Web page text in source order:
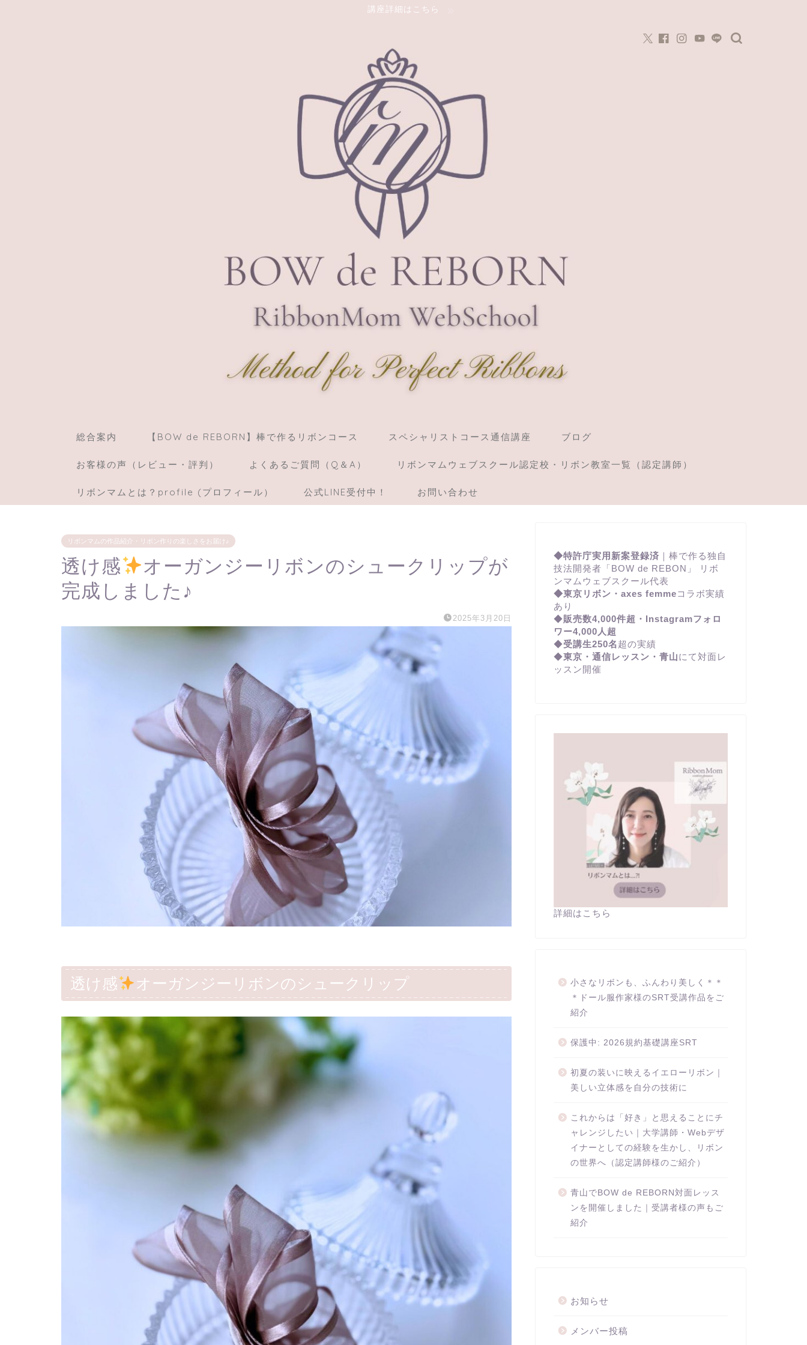
講座詳細はこちら
総合案内 【BOW de REBORN】棒で作るリボンコース スペシャリストコース通信講座 ブログ
お客様の声（レビュー・評判） よくあるご質問（Q＆A） リボンマムウェブスクール認定校・リボン教室一覧（認定講師）
リボンマムとは？profile (プロフィール） 公式LINE受付中！ お問い合わせ
リボンマムの作品紹介・リボン作りの楽しさをお届け♪
透け感
オーガンジーリボンのシュークリップが
完成しました♪
2025年3月20日
透け感 オーガンジーリボンのシュークリップ
◆特許庁実用新案登録済 ｜棒で作る独自
技法開発者「BOW de REBON」 リボ
ンマムウェブスクール代表
◆東京リボン・axes femmeコラボ実績
あり
◆販売数4,000件超・Instagramフォロ
ワー4,000人超
◆受講生250名 超の実績
◆東京・通信レッスン・青山にて対面レ
ッスン開催
詳細はこちら
小さなリボンも、ふんわり美しく＊＊
＊ドール服作家様のSRT受講作品をご
紹介
保護中: 2026規約基礎講座SRT
初夏の装いに映えるイエローリボン｜
美しい立体感を自分の技術に
これからは「好き」と思えることにチ
ャレンジしたい｜大学講師・Webデザ
イナーとしての経験を生かし、リボン
の世界へ（認定講師様のご紹介）
青山でBOW de REBORN対面レッス
ンを開催しました｜受講者様の声もご
紹介
お知らせ
メンバー投稿